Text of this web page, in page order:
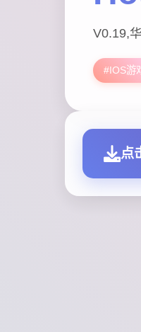
V0.19,
#IOS游
点